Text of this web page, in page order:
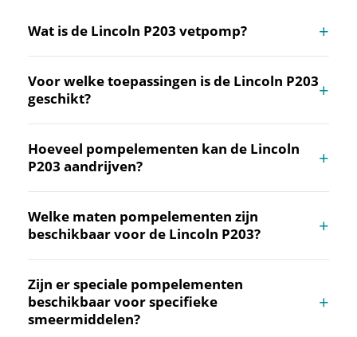
Wat is de Lincoln P203 vetpomp?
gebruikt wordt voor lichte tot middelzware
toepassingen, zoals bij shovels, kranen en
Voor welke toepassingen is de Lincoln P203
geschikt?
smeringssystemen in de grondverzet, transport en
landbouw, waar het gebruik van
Hoeveel pompelementen kan de Lincoln
P203 aandrijven?
pompelementen aandrijven en kan worden uitgerust
met verschillende groottes reservoirs van 2, 4, 8 of 15
Welke maten pompelementen zijn
beschikbaar voor de Lincoln P203?
(2,0 ccm/min), K6 (2,8 ccm/min), K7 (4,0 ccm/min) en
KR (015-3 ccm/min, instelbaar).
Zijn er speciale pompelementen
beschikbaar voor specifieke
smeermiddelen?